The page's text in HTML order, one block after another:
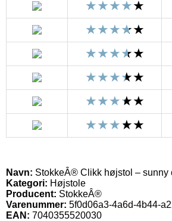
Navn: StokkeÂ® Clikk højstol – sunny
Kategori: Højstole
Producent: StokkeÂ®
Varenummer: 5f0d06a3-4a6d-4b44-
EAN: 7040355520030